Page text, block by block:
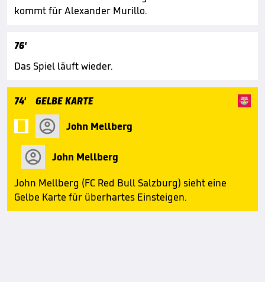
kommt für Alexander Murillo.
76'
Das Spiel läuft wieder.
74' GELBE KARTE
John Mellberg
John Mellberg
John Mellberg (FC Red Bull Salzburg) sieht eine
Gelbe Karte für überhartes Einsteigen.